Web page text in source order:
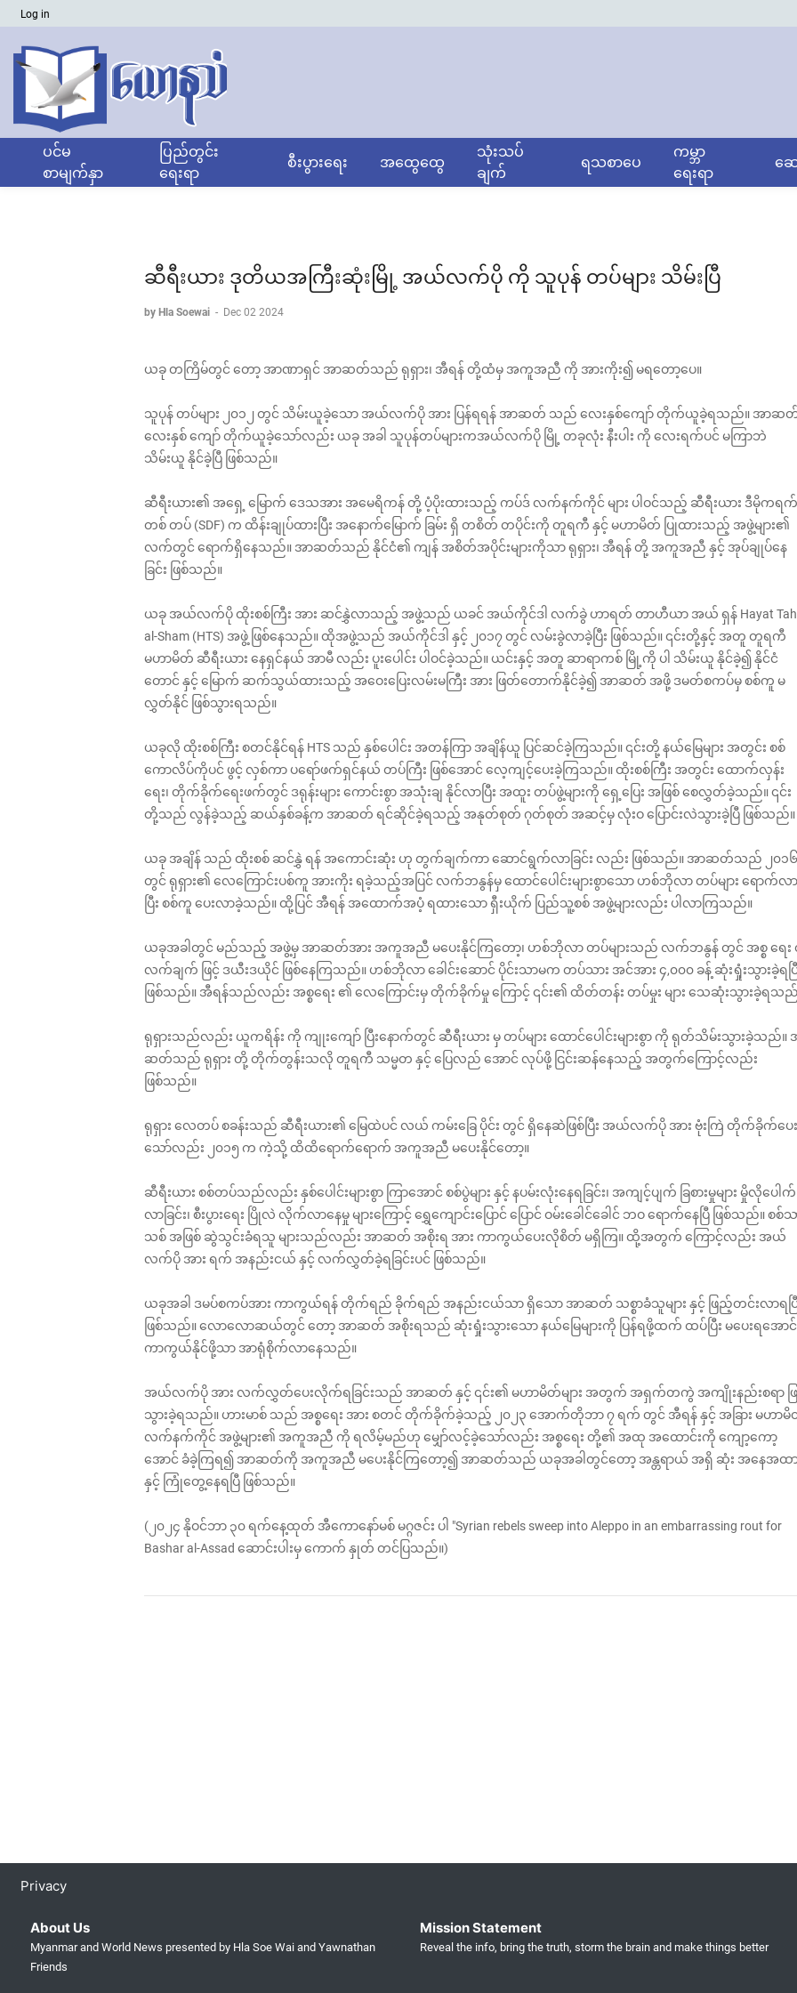
Log in
ပင်မ
စာမျက်နှာ
ပြည်တွင်း
ရေးရာ
စီးပွားရေး အထွေထွေ
သုံးသပ်
ချက်
ရသစာပေ
ကမ္ဘာ
ရေးရာ
ဆေ
ဆီရီးယား ဒုတိယအကြီးဆုံးမြို့ အယ်လက်ပို ကို သူပုန် တပ်များ သိမ်းပြီ
by Hla Soewai - Dec 02 2024
ယခု တကြိမ်တွင် တော့ အာဏာရှင် အာဆတ်သည် ရုရှား၊ အီရန် တို့ထံမှ အကူအညီ ကို အားကိုး၍ မရတော့ပေ။
သူပုန် တပ်များ ၂၀၁၂ တွင် သိမ်းယူခဲ့သော အယ်လက်ပို အား ပြန်ရရန် အာဆတ် သည် လေးနှစ်ကျော် တိုက်ယူခဲ့ရသည်။ အာဆ
လေးနှစ် ကျော် တိုက်ယူခဲ့သော်လည်း ယခု အခါ သူပုန်တပ်များကအယ်လက်ပို မြို့ တခုလုံး နီးပါး ကို လေးရက်ပင် မကြာဘဲ
သိမ်းယူ နိုင်ခဲ့ပြီ ဖြစ်သည်။
ဆီရီးယား၏ အရှေ့ မြောက် ‌ဒေသအား အမေရိကန် တို့ ပံ့ပိုးထားသည့် ကပ်ဒ် လက်နက်ကိုင် များ ပါဝင်သည့် ဆီရီးယား ဒီမိုကရက်
တစ် တပ် (SDF) က ထိန်းချုပ်ထားပြီး အနောက်မြောက် ခြမ်း ရှိ တစိတ် တပိုင်းကို တူရကီ နှင့် မဟာမိတ် ပြုထားသည့် အဖွဲ့များ၏
လက်တွင် ရောက်ရှိနေသည်။ အာဆတ်သည် နိုင်ငံ၏ ကျန် အစိတ်အပိုင်းများကိုသာ ရုရှား၊ အီရန် တို့ အကူအညီ နှင့် အုပ်ချုပ်နေ
ခြင်း ဖြစ်သည်။
ယခု အယ်လက်ပို ထိုးစစ်ကြီး အား ဆင်နွှဲလာသည့် အဖွဲ့သည် ယခင် အယ်ကိုင်ဒါ လက်ခွဲ ဟာရတ် တာဟီယာ အယ် ရှန် Hayat
al-Sham (HTS) အဖွဲ့ ဖြစ်နေသည်။ ထိုအဖွဲ့သည် အယ်ကိုင်ဒါ နှင့် ၂၀၁၇ တွင် လမ်းခွဲလာခဲ့ပြီး ဖြစ်သည်။ ၎င်းတို့နှင့် အတူ တူရကီ
မဟာမိတ် ဆီရီးယား နေရှင်နယ် အာမီ လည်း ပူးပေါင်း ပါဝင်ခဲ့သည်။ ယင်းနှင့် အတူ ဆာရာကစ် မြို့ကို ပါ သိမ်းယူ နိုင်ခဲ့၍ နိုင်ငံ
တောင် နှင့် မြောက် ဆက်သွယ်ထားသည့် အဝေးပြေးလမ်းမကြီး အား ဖြတ်တောက်နိုင်ခဲ့၍ အာဆတ် အဖို့ ဒမတ်စကပ်မှ စစ်ကူ မ
လွှတ်နိုင် ဖြစ်သွားရသည်။
ယခုလို ထိုးစစ်ကြီး စတင်နိုင်ရန် HTS သည် နှစ်ပေါင်း အတန်ကြာ အချိန်ယူ ပြင်ဆင်ခဲ့ကြသည်။ ၎င်းတို့ နယ်မြေများ အတွင်း စစ်
ကောလိပ်ကိုပင် ဖွင့် လှစ်ကာ ပရော်ဖက်ရှင်နယ် တပ်ကြီး ဖြစ်အောင် လေ့ကျင့်ပေးခဲ့ကြသည်။ ထိုးစစ်ကြီး အတွင်း ထောက်လှန်း
ရေး၊ တိုက်ခိုက်ရေးဖက်တွင် ဒရုန်းများ ကောင်းစွာ အသုံးချ နိုင်လာပြီး အထူး တပ်ဖွဲ့များကို ရှေ့ပြေး အဖြစ် စေလွှတ်ခဲ့သည်။ ၎င်း
တို့သည် လွန်ခဲ့သည့် ဆယ်နှစ်ခန့်က အာဆတ် ရင်ဆိုင်ခဲ့ရသည့် အနုတ်စုတ် ဂုတ်စုတ် အဆင့်မှ လုံးဝ ပြောင်းလဲသွားခဲ့ပြီ ဖြစ်သည်။
ယခု အချိန် သည် ထိုးစစ် ဆင်နွှဲ ရန် အကောင်းဆုံး ဟု တွက်ချက်ကာ ဆောင်ရွက်လာခြင်း လည်း ဖြစ်သည်။ အာဆတ်သည် ၂၀၁၆
တွင် ရုရှား၏ လေကြောင်းပစ်ကူ အားကိုး ရခဲ့သည့်အပြင် လက်ဘနွန်မှ ထောင်ပေါင်းများစွာသော ဟစ်ဘိုလာ တပ်များ ရောက်လာ
ပြီး စစ်ကူ ပေးလာခဲ့သည်။ ထို့ပြင် အီရန် အထောက်အပံ့ ရထားသော ရှီးယိုက် ပြည်သူ့စစ် အဖွဲ့များလည်း ပါလာကြသည်။
ယခုအခါတွင် မည်သည့် အဖွဲ့မှ အာဆတ်အား အကူအညီ မပေးနိုင်ကြတော့၊ ဟစ်ဘိုလာ တပ်များသည် လက်ဘနွန် တွင် အစ္စ‌ ရေး
လက်ချက် ဖြင့် ဒယီးဒယိုင် ဖြစ်နေကြသည်။ ဟစ်ဘိုလာ ခေါင်းဆောင် ပိုင်းသာမက တပ်သား အင်အား ၄,၀၀၀ ခန့် ဆုံးရှုံးသွားခဲ့ရပ
ဖြစ်သည်။ အီရန်သည်လည်း အစ္စရေး ၏ လေကြောင်းမှ တိုက်ခိုက်မှု ကြောင့် ၎င်း၏ ထိတ်တန်း တပ်မှုး များ သေဆုံးသွားခဲ့ရသ
ရုရှားသည်လည်း ယူကရိန်း ကို ကျုးကျော် ပြီးနောက်တွင် ဆီရီးယား မှ တပ်များ ထောင်ပေါင်းများစွာ ကို ရုတ်သိမ်းသွားခဲ့သည်။
ဆတ်သည် ရုရှား တို့ တိုက်တွန်းသလို တူရကီ သမ္မတ နှင့် ပြေလည် အောင် လုပ်ဖို့ ငြင်းဆန်နေသည့် အတွက်ကြောင့်လည်း
ဖြစ်သည်။
ရုရှား လေတပ် စခန်းသည် ဆီရီးယား၏ မြေထဲပင် လယ် ကမ်းခြေ ပိုင်း တွင် ရှိနေဆဲဖြစ်ပြီး အယ်လက်ပို အား ဗုံးကြဲ တိုက်ခိုက်ပေ
သော်လည်း ၂၀၁၅ က ကဲ့သို့ ထိထိရောက်ရောက် အကူအညီ မပေးနိုင်တော့။
ဆီရီးယား စစ်တပ်သည်လည်း နှစ်ပေါင်းများစွာ ကြာအောင် စစ်ပွဲများ နှင့် နပမ်းလုံးနေရခြင်း၊ အကျင့်ပျက် ခြစားမှုများ မှိုလိုပေါက်
လာခြင်း၊ စီးပွားရေး ပြိုလဲ လိုက်လာနေမှု များကြောင့် ရွှေကျောင်းပြောင် ပြောင် ဝမ်းခေါင်ခေါင် ဘဝ ရောက်နေပြီ ဖြစ်သည်။ စစ်သ
သစ် အဖြစ် ဆွဲသွင်းခံရသူ များသည်လည်း အာဆတ် အစိုးရ အား ကာကွယ်ပေးလိုစိတ် မရှိကြ။ ထို့အတွက် ‌ကြောင့်လည်း အယ်
လက်ပို အား ရက် အနည်းငယ် နှင့် လက်လွှတ်ခဲ့ရခြင်းပင် ဖြစ်သည်။
ယခုအခါ ဒမပ်စကပ်အား ကာကွယ်ရန် တိုက်ရည် ခိုက်ရည် အနည်းငယ်သာ ရှိသော အာဆတ် သစ္စာခံသူများ နှင့် ဖြည့်တင်းလာရပ
ဖြစ်သည်။ လောလောဆယ်တွင် တော့ အာဆတ် အစိုးရသည် ဆုံးရှုံးသွားသော နယ်မြေများကို ပြန်ရဖို့ထက် ထပ်ပြီး မပေးရအောင်
ကာကွယ်နိုင်ဖို့သာ အာရုံစိုက်လာနေသည်။
အယ်လက်ပို အား လက်လွှတ်ပေးလိုက်ရခြင်းသည် အာဆတ် နှင့် ၎င်း၏ မဟာမိတ်များ အတွက် အရှက်တကွဲ အကျိုးနည်းစရာ ဖ
သွားခဲ့ရသည်။ ဟားမာစ် သည် အစ္စရေး အား စတင် တိုက်ခိုက်ခဲ့သည့် ‌၂၀၂၃ အောက်တိုဘာ ၇ ရက် တွင် အီရန် နှင့် အခြား မဟာ
လက်နက်ကိုင် အဖွဲ့များ၏ အကူအညီ ကို ရလိမ့်မည်ဟု မျှော်လင့်ခဲ့သော်လည်း အစ္စရေး တို့၏ အထု အထောင်းကို ကျော့ကော့
အောင် ခံခဲ့ကြရ၍ အာဆတ်ကို အကူအညီ မပေးနိုင်ကြတော့‌၍ အာဆတ်သည် ယခုအခါတွင်တော့ အန္တရာယ် အရှိ ဆုံး အနေအထာ
နှင့် ကြုံတွေ့နေရပြီ ဖြစ်သည်။
(၂၀၂၄ နိုဝင်ဘာ ၃၀ ရက်နေ့ထုတ် အီကောနော်မစ် မဂ္ဂဇင်း ပါ "Syrian rebels sweep into Aleppo in an embarrassing rout for
Bashar al-Assad ဆောင်းပါးမှ ကောက် နှုတ် တင်ပြသည်။)
Privacy(current)
About Us
Myanmar and World News presented by Hla Soe Wai and Yawnathan
Friends
Mission Statement
Reveal the info, bring the truth, storm the brain and make things better